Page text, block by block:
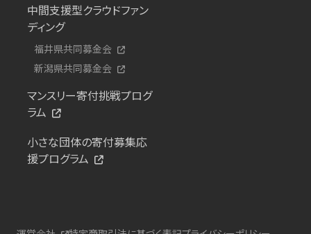
中間支援型クラウドファン
ディング
福井県共同募金会
新潟県共同募金会
マンスリー寄付挑戦プログ
ラム
小さな団体の寄付募集応
援プログラム